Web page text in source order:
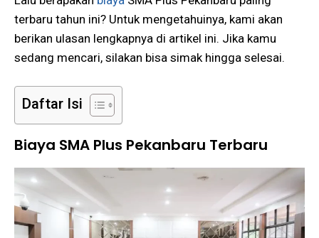
terbaru tahun ini? Untuk mengetahuinya, kami akan
berikan ulasan lengkapnya di artikel ini. Jika kamu
sedang mencari, silakan bisa simak hingga selesai.
Daftar Isi
Biaya SMA Plus Pekanbaru Terbaru